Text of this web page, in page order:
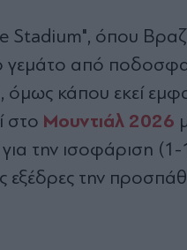
όπου
γεμάτο από
κάπου εκεί
στο Μουντιάλ 2026
για την ισοφάριση
την